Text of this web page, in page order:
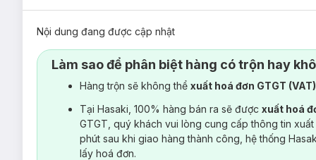
Nội dung đang được cập nhật
Làm sao để phân biệt hàng có trộn hay
Hàng trộn sẽ không thể xuất hoá đơn GTGT
Tại Hasaki, 100% hàng bán ra sẽ được xuất hoá
GTGT, quý khách vui lòng cung cấp thông tin
phút sau khi giao hàng thành công, hệ thống
lấy hoá đơn.